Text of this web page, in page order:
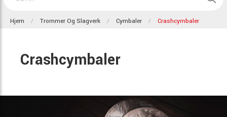
Hjem Trommer Og Slagverk Cymbaler Crashcymbaler
Crashcymbaler